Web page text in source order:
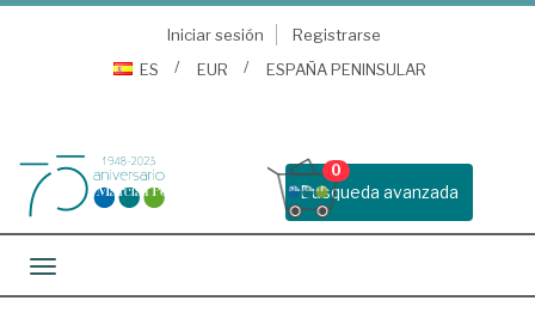
Iniciar sesión
Registrarse
ES
EUR ESPAÑA PENINSULAR
Busqueda avanzada
0
Toggle navigation